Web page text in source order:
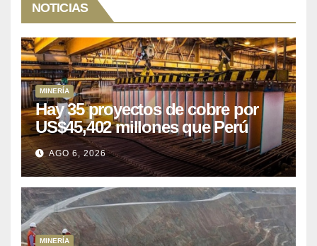
NOTICIAS
MINERÍA
Hay 35 proyectos de cobre por
US$45,402 millones que Perú
puede aprovechar
AGO 6, 2026
MINERÍA